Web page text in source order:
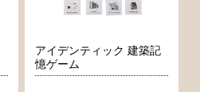
アイデンティック 建築記
憶ゲーム